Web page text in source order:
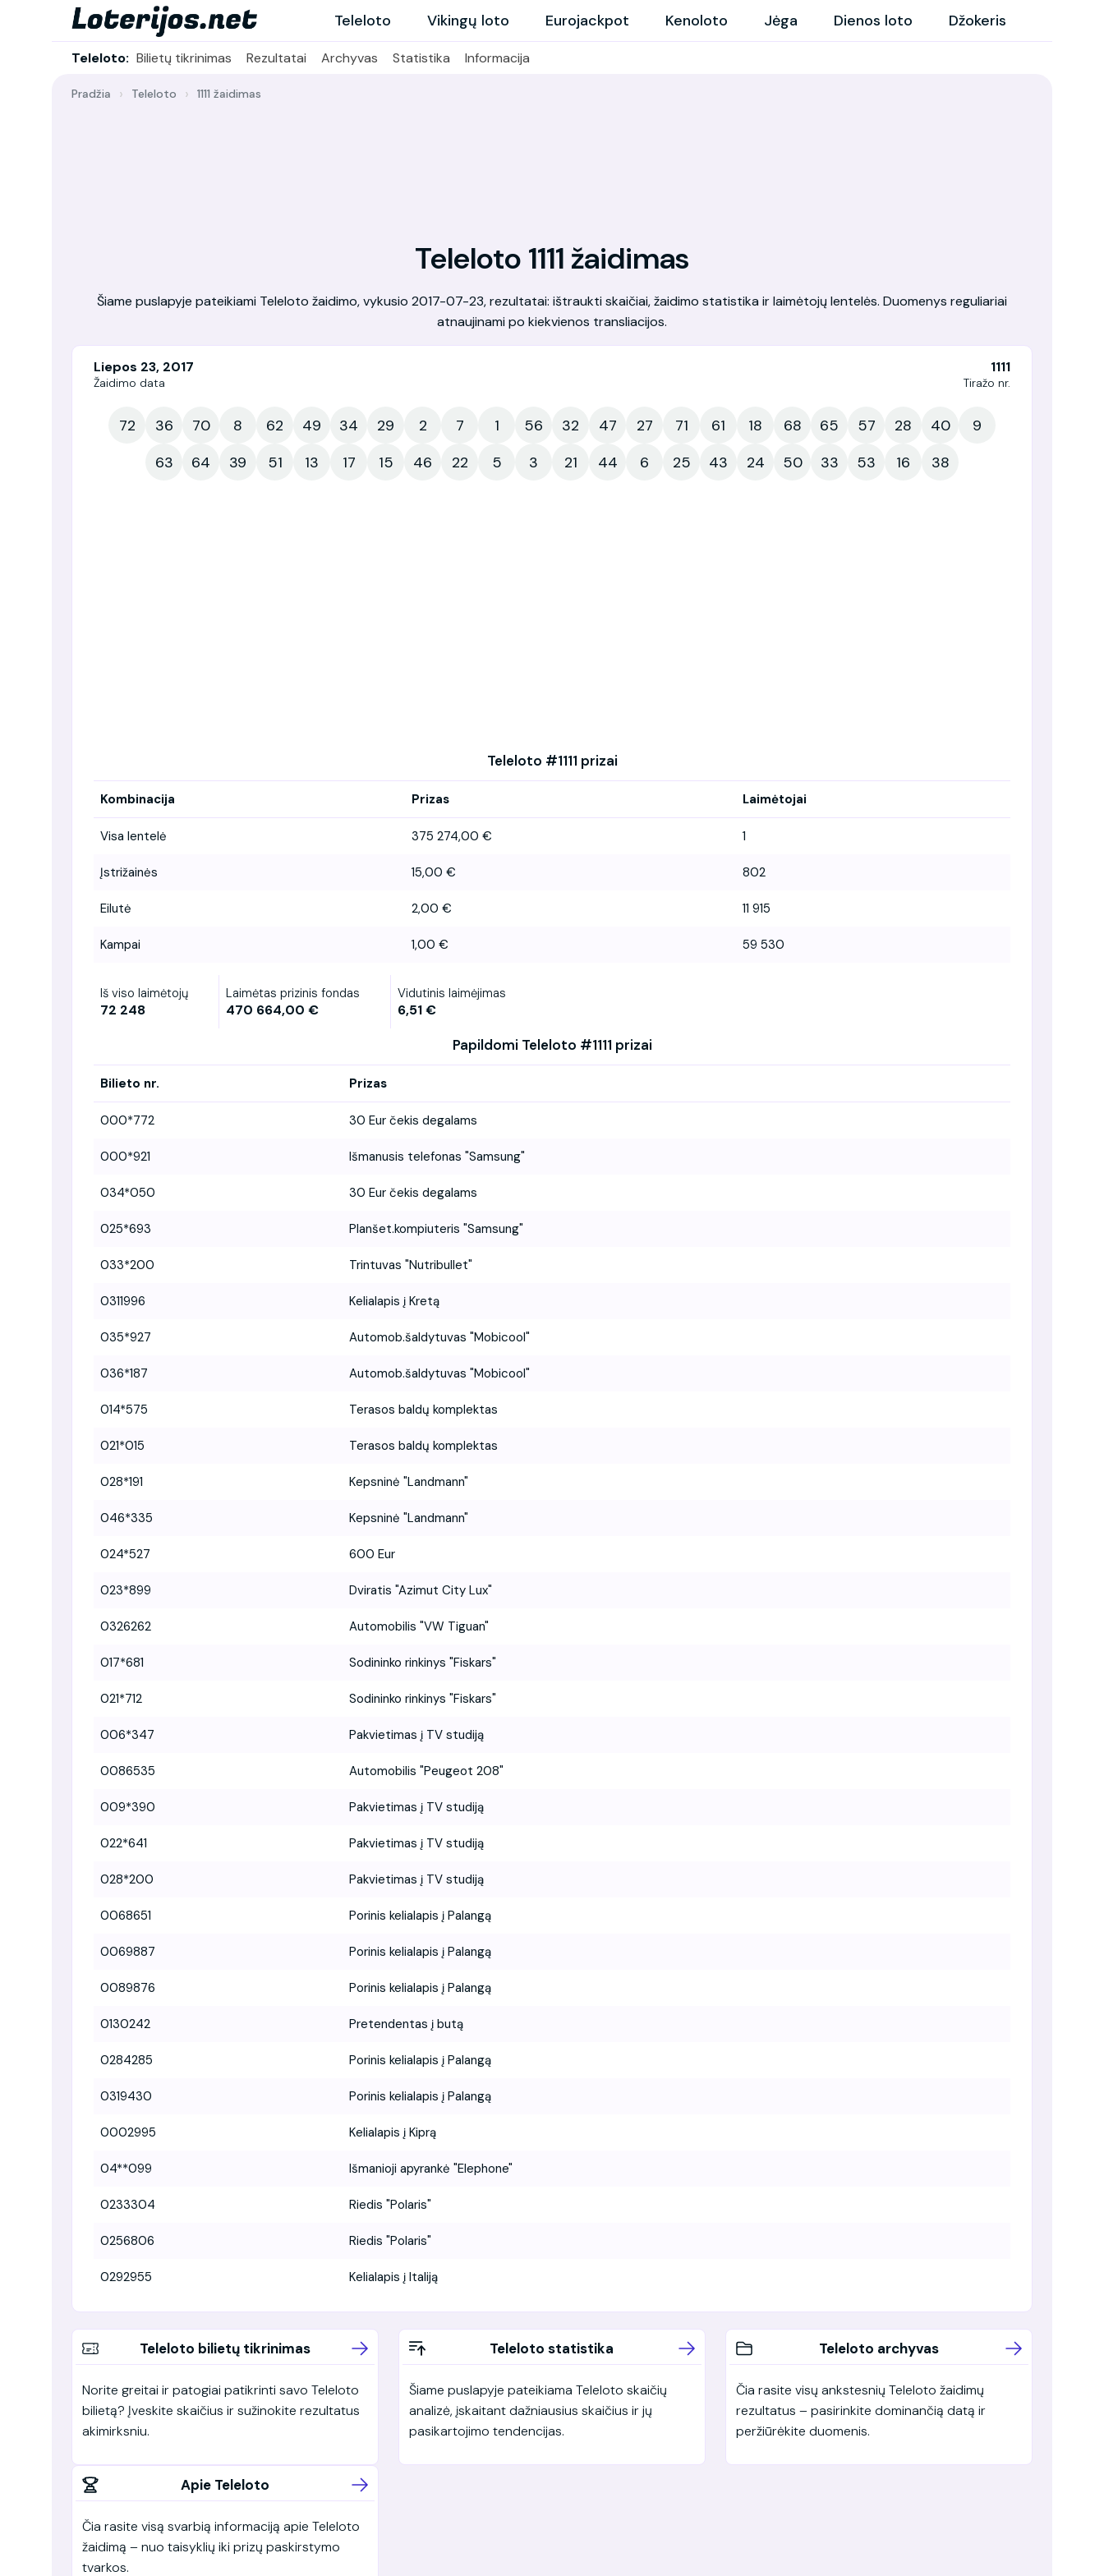
Teleloto Vikingų loto Eurojackpot Kenoloto Jėga Dienos loto Džokeris
Teleloto: Bilietų tikrinimas Rezultatai Archyvas Statistika Informacija
Pradžia Teleloto 1111 žaidimas
Teleloto 1111 žaidimas
Šiame puslapyje pateikiami Teleloto žaidimo, vykusio 2017-07-23, rezultatai: ištraukti skaičiai, žaidimo statistika ir laimėtojų lentelės. Duomenys reguliariai
atnaujinami po kiekvienos transliacijos.
Liepos 23, 2017
Žaidimo data
1111
Tiražo nr.
72 36 70 8 62 49 34 29 2 7 1 56 32 47 27 71 61 18 68 65 57 28 40
9
63
64 39 51 13 17 15 46 22 5 3 21 44 6 25 43 24 50 33 53 16 38
Teleloto #1111 prizai
Kombinacija Prizas Laimėtojai
Visa lentelė 375 274,00 € 1
Įstrižainės 15,00 € 802
Eilutė 2,00 € 11 915
Kampai 1,00 € 59 530
Iš viso laimėtojų
72 248
Laimėtas prizinis fondas
470 664,00 €
Vidutinis laimėjimas
6,51 €
Papildomi Teleloto #1111 prizai
Bilieto nr. Prizas
000*772 30 Eur čekis degalams
000*921 Išmanusis telefonas "Samsung"
034*050 30 Eur čekis degalams
025*693 Planšet.kompiuteris "Samsung"
033*200 Trintuvas "Nutribullet"
0311996 Kelialapis į Kretą
035*927 Automob.šaldytuvas "Mobicool"
036*187 Automob.šaldytuvas "Mobicool"
014*575 Terasos baldų komplektas
021*015 Terasos baldų komplektas
028*191 Kepsninė "Landmann"
046*335 Kepsninė "Landmann"
024*527 600 Eur
023*899 Dviratis "Azimut City Lux"
0326262 Automobilis "VW Tiguan"
017*681 Sodininko rinkinys "Fiskars"
021*712 Sodininko rinkinys "Fiskars"
006*347 Pakvietimas į TV studiją
0086535 Automobilis "Peugeot 208"
009*390 Pakvietimas į TV studiją
022*641 Pakvietimas į TV studiją
028*200 Pakvietimas į TV studiją
0068651 Porinis kelialapis į Palangą
0069887 Porinis kelialapis į Palangą
0089876 Porinis kelialapis į Palangą
0130242 Pretendentas į butą
0284285 Porinis kelialapis į Palangą
0319430 Porinis kelialapis į Palangą
0002995 Kelialapis į Kiprą
04**099 Išmanioji apyrankė "Elephone"
0233304 Riedis "Polaris"
0256806 Riedis "Polaris"
0292955 Kelialapis į Italiją
Teleloto bilietų tikrinimas
Norite greitai ir patogiai patikrinti savo Teleloto
bilietą? Įveskite skaičius ir sužinokite rezultatus
akimirksniu.
Teleloto statistika
Šiame puslapyje pateikiama Teleloto skaičių
analizė, įskaitant dažniausius skaičius ir jų
pasikartojimo tendencijas.
Teleloto archyvas
Čia rasite visų ankstesnių Teleloto žaidimų
rezultatus – pasirinkite dominančią datą ir
peržiūrėkite duomenis.
Apie Teleloto
Čia rasite visą svarbią informaciją apie Teleloto
žaidimą – nuo taisyklių iki prizų paskirstymo
tvarkos.